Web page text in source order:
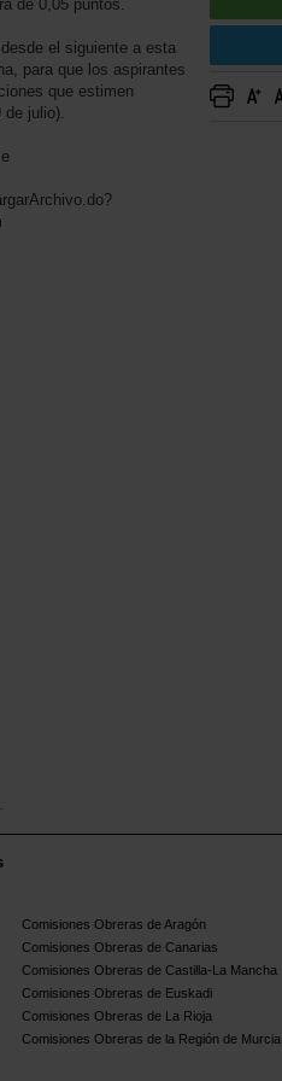
de 0,05 puntos.
el siguiente a esta
para que los aspirantes
que estimen
de julio).
Comisiones Obreras de Aragón
Comisiones Obreras de Canarias
Comisiones Obreras de Castilla-La Mancha
Comisiones Obreras de Euskadi
Comisiones Obreras de La Rioja
Comisiones Obreras de la Región de Murcia